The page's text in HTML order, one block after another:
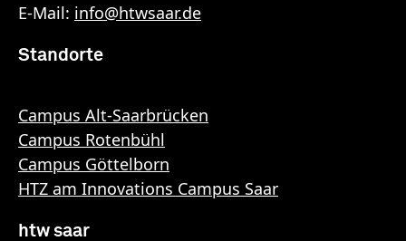
E-Mail: info@htwsaar.de
Standorte
Campus Alt-Saarbrücken
Campus Rotenbühl
Campus Göttelborn
HTZ am Innovations Campus Saar
htw saar